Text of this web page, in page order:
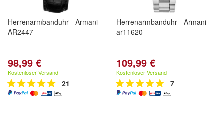
Herrenarmbanduhr - Armani
AR2447
98,99 €
Kostenloser Versand
21
Herrenarmbanduhr - Armani
ar11620
109,99 €
Kostenloser Versand
7